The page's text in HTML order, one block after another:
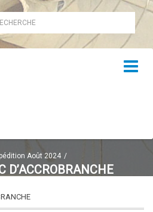
Août 2024
D’ACCROBRANCHE